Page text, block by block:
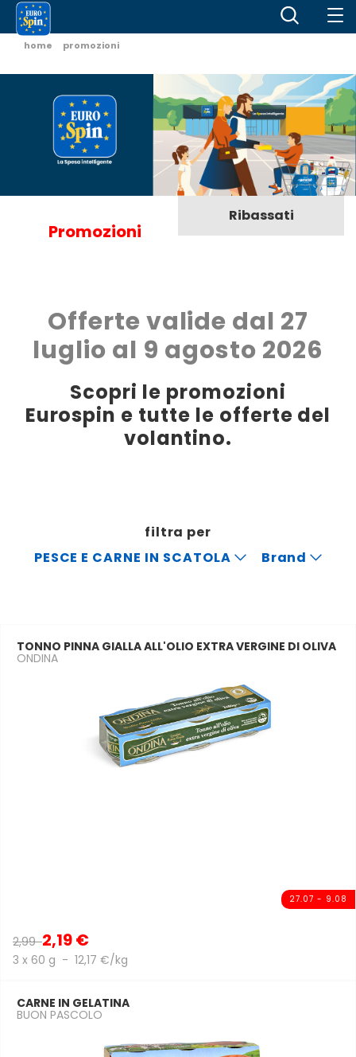
home promozioni
Promozioni
Ribassati
Offerte valide dal 27
luglio al 9 agosto 2026
Scopri le promozioni
Eurospin e tutte le offerte del
volantino.
filtra per
PESCE E CARNE IN SCATOLA
Brand
27.07 - 9.08
TONNO PINNA GIALLA ALL'OLIO EXTRA VERGINE DI OLIVA
ONDINA
2,992,19 €
3 x 60 g - 12,17 €/kg
CARNE IN GELATINA
BUON PASCOLO